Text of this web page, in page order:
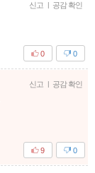
신고 | 공감 확인
0
0
신고 | 공감 확인
0
9